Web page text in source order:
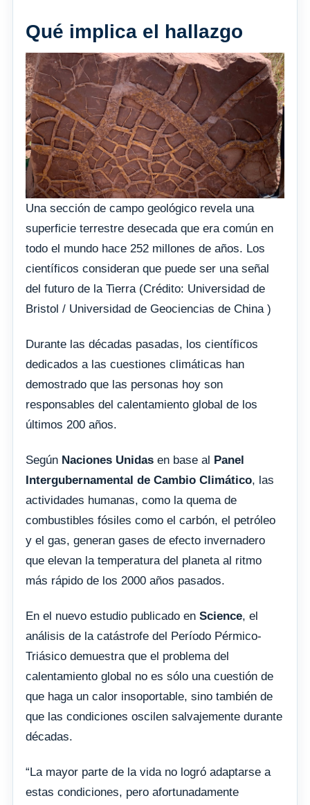
Qué implica el hallazgo
Una sección de campo geológico revela una
superficie terrestre desecada que era común en
todo el mundo hace 252 millones de años. Los
científicos consideran que puede ser una señal
del futuro de la Tierra (Crédito: Universidad de
Bristol / Universidad de Geociencias de China )
Durante las décadas pasadas, los científicos
dedicados a las cuestiones climáticas han
demostrado que las personas hoy son
responsables del calentamiento global de los
últimos 200 años.
Según Naciones Unidas en base al Panel
Intergubernamental de Cambio Climático, las
actividades humanas, como la quema de
combustibles fósiles como el carbón, el petróleo
y el gas, generan gases de efecto invernadero
que elevan la temperatura del planeta al ritmo
más rápido de los 2000 años pasados.
En el nuevo estudio publicado en Science, el
análisis de la catástrofe del Período Pérmico-
Triásico demuestra que el problema del
calentamiento global no es sólo una cuestión de
que haga un calor insoportable, sino también de
que las condiciones oscilen salvajemente durante
décadas.
“La mayor parte de la vida no logró adaptarse a
estas condiciones, pero afortunadamente